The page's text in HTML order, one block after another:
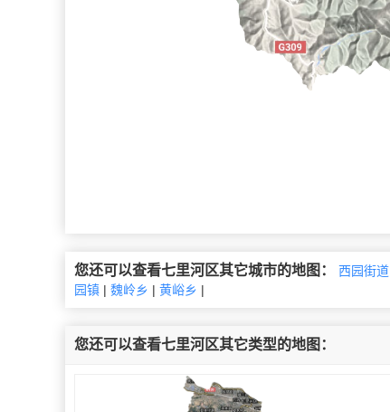
您还可以查看七里河区其它城市的地图： 西园街道
园镇 | 魏岭乡 | 黄峪乡 |
您还可以查看七里河区其它类型的地图：